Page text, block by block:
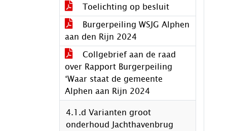
Toelichting op besluit
Burgerpeiling WSJG Alphen
aan den Rijn 2024
Collgebrief aan de raad
over Rapport Burgerpeiling
‘Waar staat de gemeente
Alphen aan Rijn 2024
4.1.d Varianten groot
onderhoud Jachthavenbrug